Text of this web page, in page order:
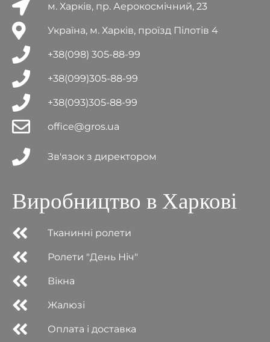
м. Харків, пр. Аерокосмічний, 23
Україна, м. Харків, проїзд Пілотів 4
+38(098) 305-88-99
+38(099)305-88-99
+38(093)305-88-99
office@gros.ua
Зв'язок з директором
Виробництво в Харкові
Тканинні ролети
Ролети "День Ніч"
Вікна
Жалюзі
Оплата і доставка